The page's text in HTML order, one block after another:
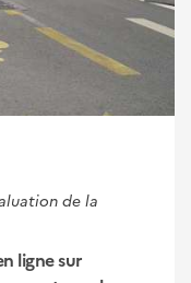
de la
ligne sur